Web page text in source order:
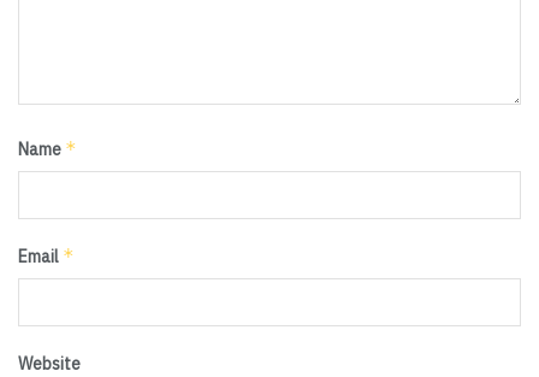
Name *
Email *
Website